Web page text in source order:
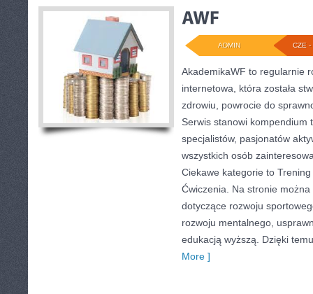
CZE -
ADMIN
AkademikaWF to regularnie
internetowa, która została
zdrowiu, powrocie do
Serwis stanowi kompendium
specjalistów, pasjonatów
wszystkich osób
Ciekawe kategorie to
Ćwiczenia. Na stronie można
dotyczące rozwoju
rozwoju mentalnego,
edukacją wyższą. Dzięki
More ]